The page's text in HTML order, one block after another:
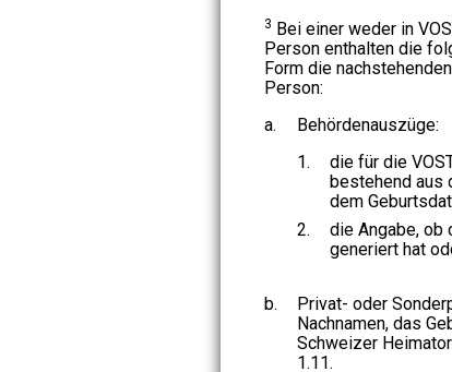
3 Bei einer weder in
Person enthalten die
Form die
Person:
a.
Behördenauszüge:
1.
die für die
bestehend aus
dem
2.
die Angabe, ob
generiert hat
b.
Privat- oder
Nachnamen, das
Schweizer
1.11.